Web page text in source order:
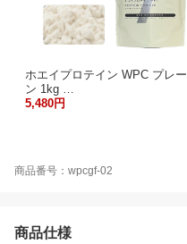
ホエイプロテイン WPC プレー
ン 1kg …
5,480円
商品番号：wpcgf-02
商品仕様